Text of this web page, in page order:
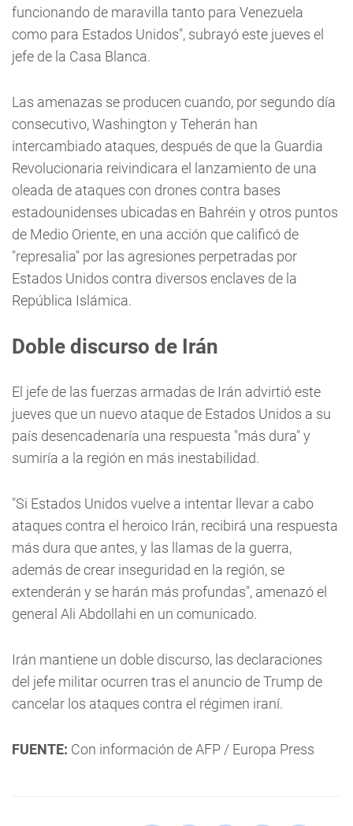
funcionando de maravilla tanto para Venezuela
como para Estados Unidos", subrayó este jueves el
jefe de la Casa Blanca.
Las amenazas se producen cuando, por segundo día
consecutivo, Washington y Teherán han
intercambiado ataques, después de que la Guardia
Revolucionaria reivindicara el lanzamiento de una
oleada de ataques con drones contra bases
estadounidenses ubicadas en Bahréin y otros puntos
de Medio Oriente, en una acción que calificó de
"represalia" por las agresiones perpetradas por
Estados Unidos contra diversos enclaves de la
República Islámica.
Doble discurso de Irán
El jefe de las fuerzas armadas de Irán advirtió este
jueves que un nuevo ataque de Estados Unidos a su
país desencadenaría una respuesta "más dura" y
sumiría a la región en más inestabilidad.
"Si Estados Unidos vuelve a intentar llevar a cabo
ataques contra el heroico Irán, recibirá una respuesta
más dura que antes, y las llamas de la guerra,
además de crear inseguridad en la región, se
extenderán y se harán más profundas", amenazó el
general Ali Abdollahi en un comunicado.
Irán mantiene un doble discurso, las declaraciones
del jefe militar ocurren tras el anuncio de Trump de
cancelar los ataques contra el régimen iraní.
FUENTE: Con información de AFP / Europa Press